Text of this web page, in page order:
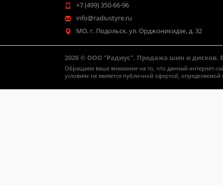
+7 (499) 350-66-96
info@radiustyre.ru
МО, г. Подольск, ул. Орджоникидзе, д. 32
2026 © ООО "Радиус". Продажа шин и дисков.
Обращаем ваше внимание на то, что данный интернет-
условиях не является публичной офертой,